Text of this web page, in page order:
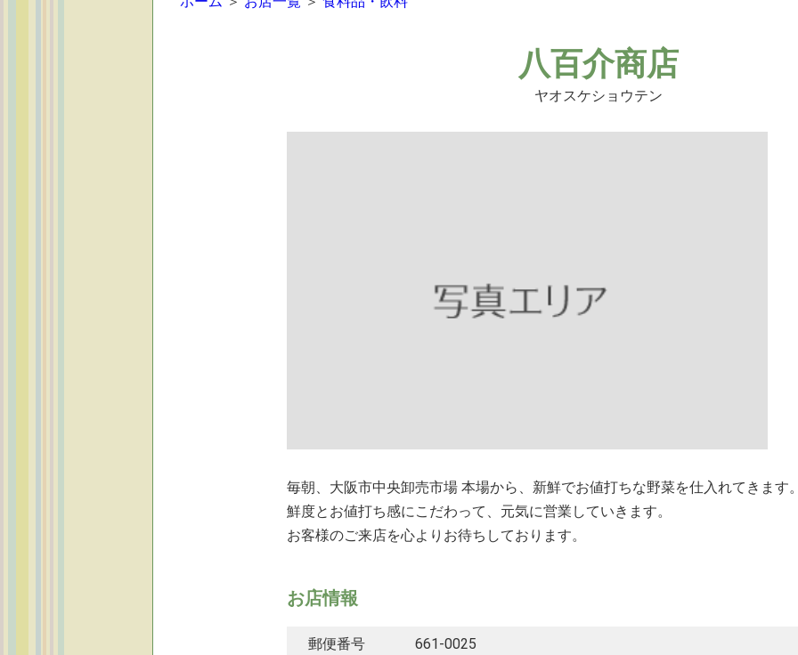
八百介商店
ヤオスケショウテン
毎朝、大阪市中央卸売市場 本場から、新鮮でお値打ちな野菜を仕入れてきます
鮮度とお値打ち感にこだわって、元気に営業していきます。
お客様のご来店を心よりお待ちしております。
お店情報
郵便番号 661-0025